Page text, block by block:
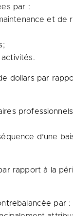
par :
et de
dollars par
d’une
rapport à la
par :